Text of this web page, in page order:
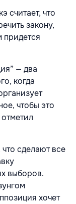
считает, что
закону,
придется
— два
когда
чтобы это
сделают все
выборов.
хочет